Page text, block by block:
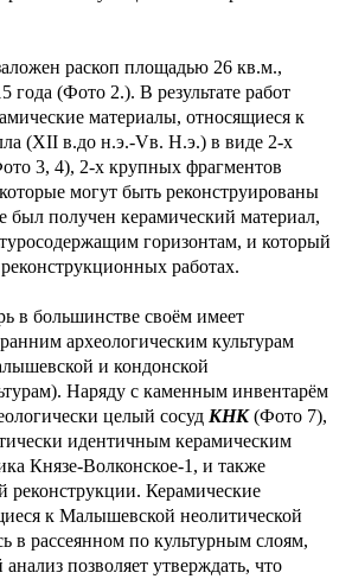
раскоп площадью 26 кв.м.,
года (Фото 2.). В результате работ
материалы, относящиеся к
(XII в.до н.э.-Vв. Н.э.) в виде 2-х
3, 4), 2-х крупных фрагментов
могут быть реконструированы
был получен керамический материал,
горизонтам, и который
работах.
в большинстве своём имеет
археологическим культурам
и кондонской
Наряду с каменным инвентарём
целый сосуд КНК(Фото 7),
идентичным керамическим
Князе-Волконское-1, и также
Керамические
к Малышевской неолитической
в рассеянном по культурным слоям,
позволяет утверждать, что
БИЛЕТ
БИЛЕТ
Пн: Выходной
Вт–Вс: 10:00–18:00
последняя пятница
месяца